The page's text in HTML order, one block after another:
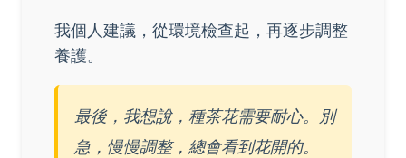
我個人建議，從環境檢查起，再逐步調整
養護。
最後，我想說，種茶花需要耐心。別
急，慢慢調整，總會看到花開的。